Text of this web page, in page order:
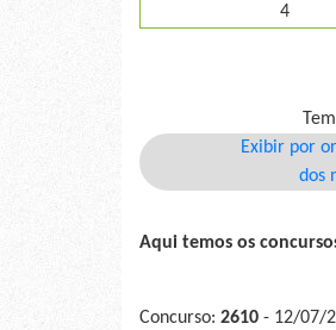
4
Exibir por
dos
Aqui temos os
Concurso: 2610 - 12/07/